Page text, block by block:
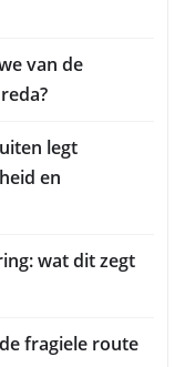
van de
legt
en
wat dit zegt
fragiele route